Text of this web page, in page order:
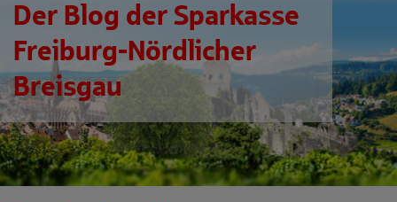
Der Blog der Sparkasse
Freiburg-Nördlicher
Breisgau